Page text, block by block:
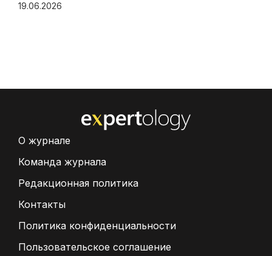
19.06.2026
О журнале
Команда журнала
Редакционная политика
Контакты
Политика конфиденциальности
Пользовательское соглашение